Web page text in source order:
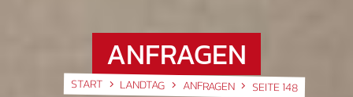
ANFRAGEN
START LANDTAG ANFRAGEN SEITE 148